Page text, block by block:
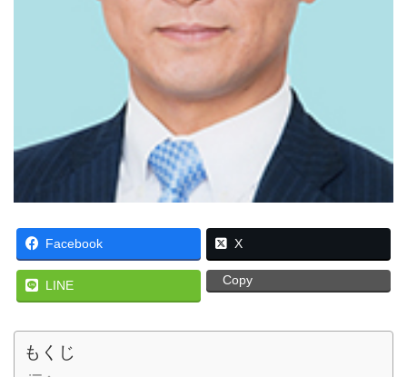
Facebook X
LINE Copy
もくじ